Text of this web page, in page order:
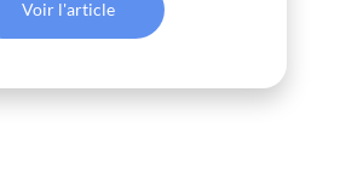
Voir l'article